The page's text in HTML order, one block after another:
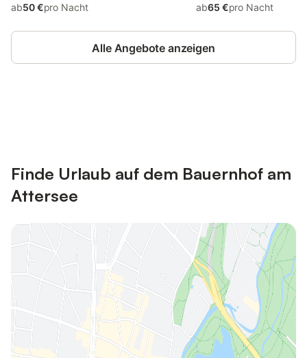
ab50 €pro Nacht
ab65 €pro Nacht
Alle Angebote anzeigen
Finde Urlaub auf dem Bauernhof am
Attersee